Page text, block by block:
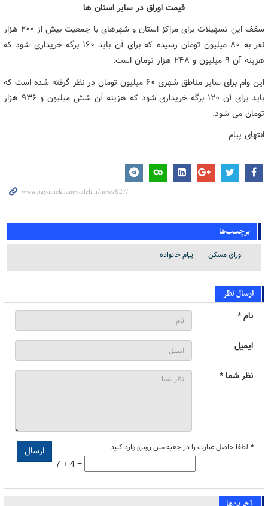
قیمت اوراق در سایر استان ها
سقف این تسهیلات برای مراکز استان و شهرهای با جمعیت بیش از ۲۰۰ هزار
نفر به ۸۰ میلیون تومان رسیده که برای آن باید ۱۶۰ برگه خریداری شود که
هزینه آن ۹ میلیون و ۲۴۸ هزار تومان است.
این وام برای سایر مناطق شهری ۶۰ میلیون تومان در نظر گرفته شده است که
باید برای آن ۱۲۰ برگه خریداری شود که هزینه آن شش میلیون و ۹۳۶ هزار
تومان می شود.
انتهای پیام
برچسب‌ها
اوراق مسکن پیام خانواده
ارسال نظر
نام *
ایمیل
نظر شما *
* لطفا حاصل عبارت را در جعبه متن روبرو وارد کنید
7 + 4 =